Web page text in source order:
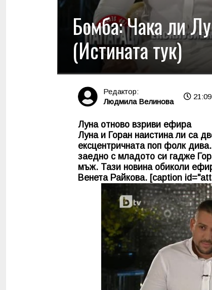
Бомба: Чака ли
(Истината тук)
Редактор:
Людмила Велинова
Луна отново взриви ефира
Луна и Горан наистина ли са
ексцентричната поп фолк
заедно с младото си гадже
мъж. Тази новина обиколи
Венета Райкова. [caption